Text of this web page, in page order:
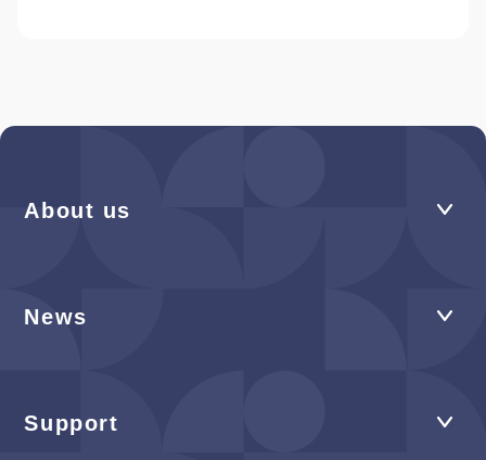
About us
News
Support